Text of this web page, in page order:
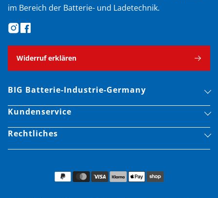
im Bereich der Batterie- und Ladetechnik.
Widerruf erklären
BIG Batterie-Industrie-Germany
Kundenservice
Rechtliches